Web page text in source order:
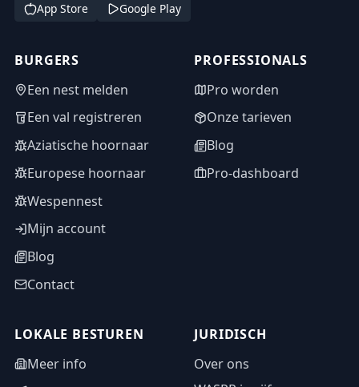
App Store Google Play
BURGERS
Een nest melden
Een val registreren
Aziatische hoornaar
Europese hoornaar
Wespennest
Mijn account
Blog
Contact
PROFESSIONALS
Pro worden
Onze tarieven
Blog
Pro-dashboard
LOKALE BESTUREN
Meer info
JURIDISCH
Over ons